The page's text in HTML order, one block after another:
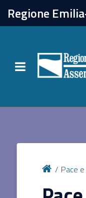
Regione
Toggle
chiudi
Attività
Formazione
Eventi
Tutte le notizie
Pace